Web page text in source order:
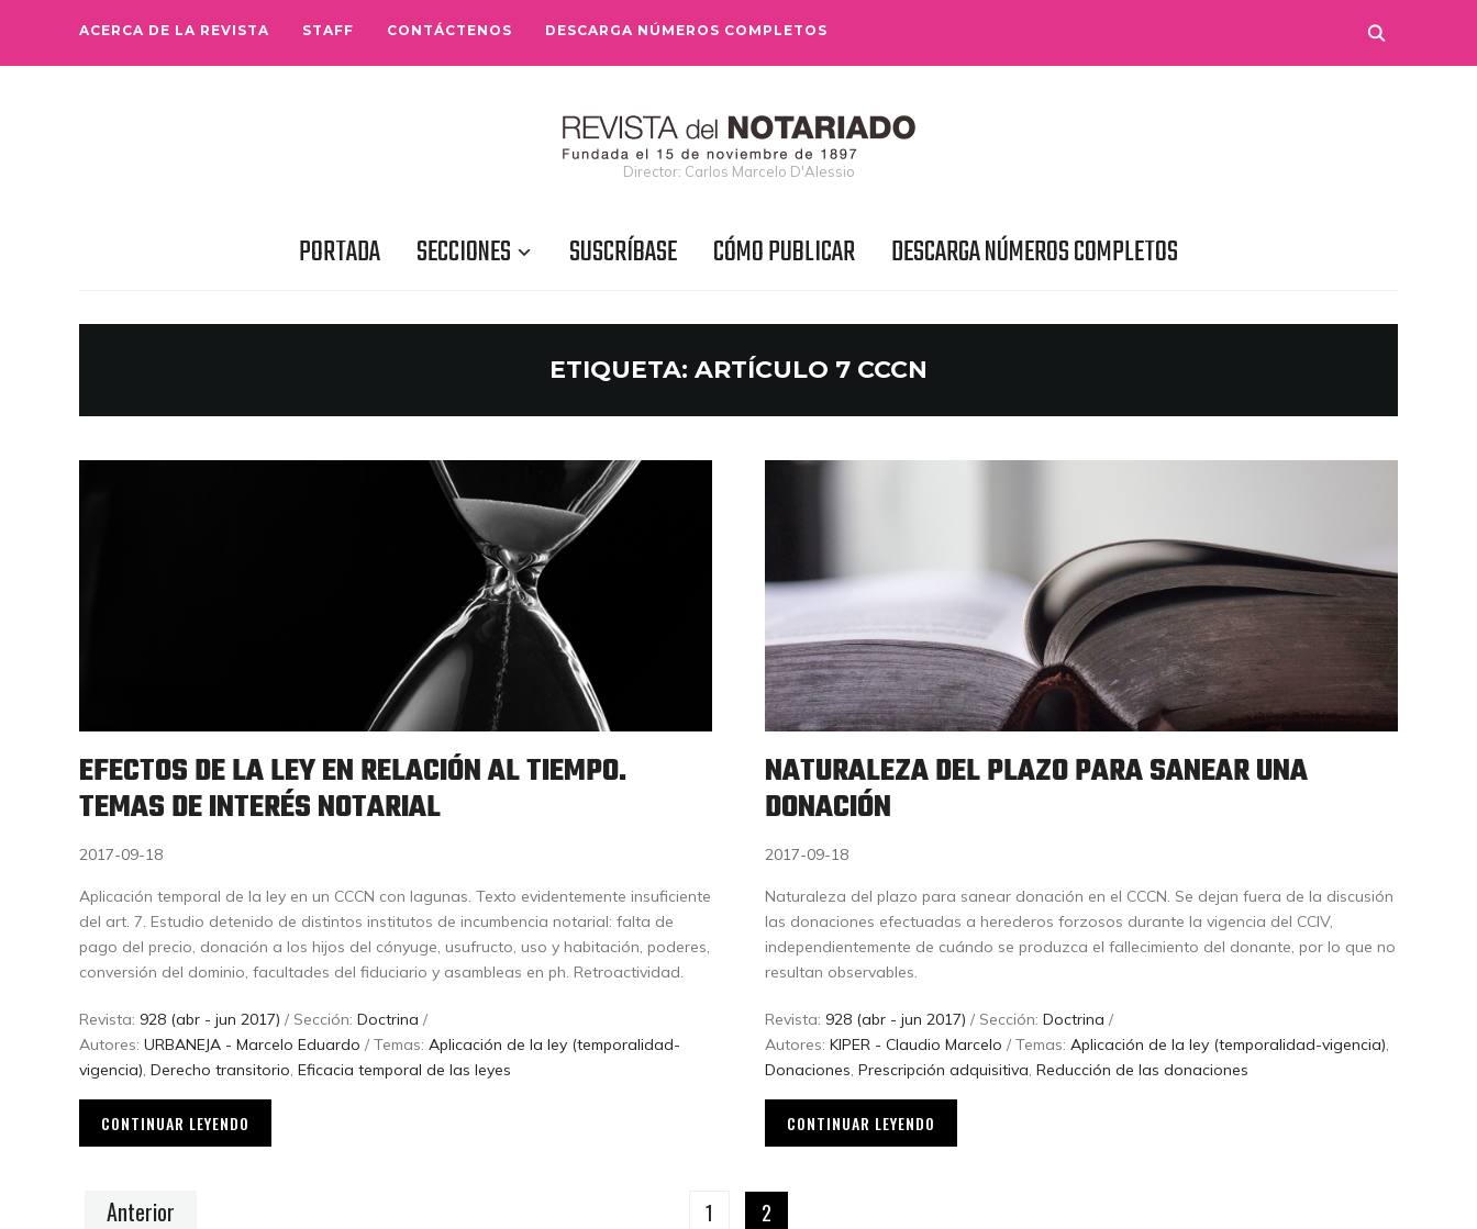
ACERCA DE LA REVISTA STAFF CONTÁCTENOS DESCARGA NÚMEROS COMPLETOS
Director: Carlos Marcelo D'Alessio
PORTADA SECCIONES SUSCRÍBASE CÓMO PUBLICAR DESCARGA NÚMEROS COMPLETOS
ETIQUETA: ARTÍCULO 7 CCCN
EFECTOS DE LA LEY EN RELACIÓN AL TIEMPO.
TEMAS DE INTERÉS NOTARIAL
2017-09-18
Aplicación temporal de la ley en un CCCN con lagunas. Texto evidentemente insuficiente
del art. 7. Estudio detenido de distintos institutos de incumbencia notarial: falta de
pago del precio, donación a los hijos del cónyuge, usufructo, uso y habitación, poderes,
conversión del dominio, facultades del fiduciario y asambleas en ph. Retroactividad.
Revista: 928 (abr - jun 2017) / Sección: Doctrina /
Autores: URBANEJA - Marcelo Eduardo / Temas: Aplicación de la ley (temporalidad-
vigencia), Derecho transitorio, Eficacia temporal de las leyes
CONTINUAR LEYENDO
NATURALEZA DEL PLAZO PARA SANEAR UNA
DONACIÓN
2017-09-18
Naturaleza del plazo para sanear donación en el CCCN. Se dejan fuera de la discusión
las donaciones efectuadas a herederos forzosos durante la vigencia del CCIV,
independientemente de cuándo se produzca el fallecimiento del donante, por lo que no
resultan observables.
Revista: 928 (abr - jun 2017) / Sección: Doctrina /
Autores: KIPER - Claudio Marcelo / Temas: Aplicación de la ley (temporalidad-vigencia),
Donaciones, Prescripción adquisitiva, Reducción de las donaciones
CONTINUAR LEYENDO
Anterior 1 2